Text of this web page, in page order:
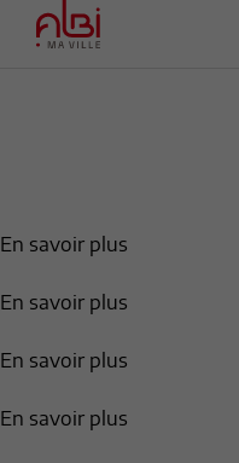
En savoir plus
En savoir plus
En savoir plus
En savoir plus